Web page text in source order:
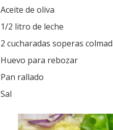
Aceite de oliva
1/2 litro de leche
2 cucharadas soperas
Huevo para rebozar
Pan rallado
Sal